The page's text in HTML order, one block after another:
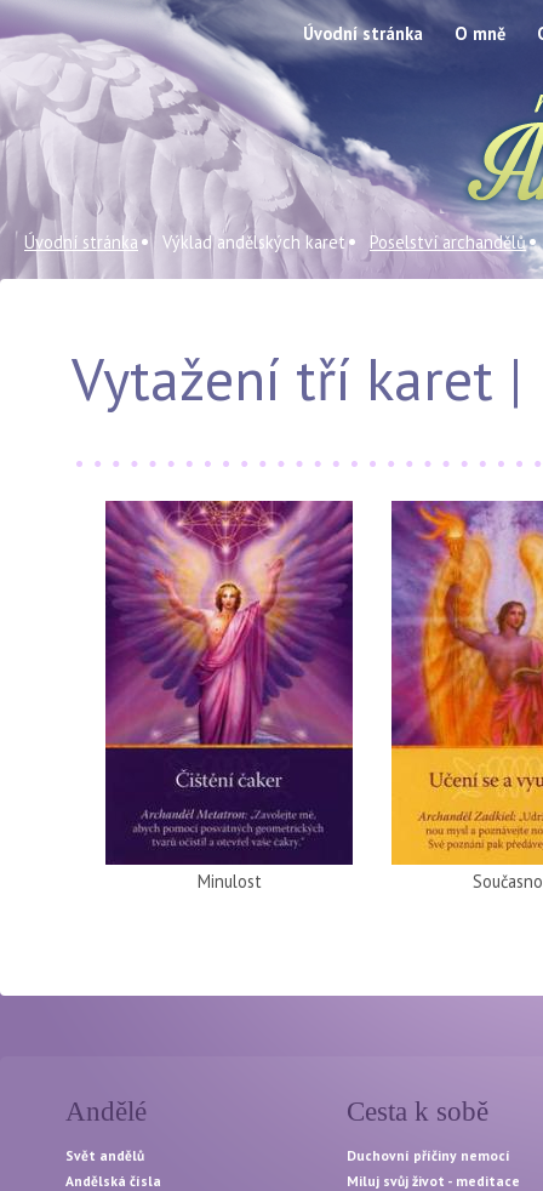
Úvodní stránka O mně
Úvodní stránka Výklad andělských karet Poselství archandělů
Vytažení tří karet |
Minulost
Andělé
Svět andělů
Andělská čísla
Cesta k sobě
Duchovní příčiny nemocí
Miluj svůj život - meditace